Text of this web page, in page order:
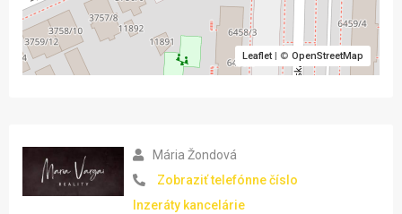
Leaflet| © OpenStreetMap
Mária Žondová
Zobraziť telefónne číslo
Inzeráty kancelárie